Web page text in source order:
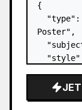
{
Poster",
Akzente",